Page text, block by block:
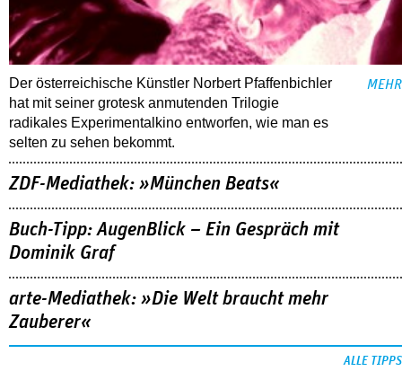
Der österreichische Künstler Norbert Pfaffenbichler
hat mit seiner grotesk anmutenden Trilogie
radikales Experimentalkino entworfen, wie man es
selten zu sehen bekommt.
MEHR
ZDF-Mediathek: »München Beats«
Buch-Tipp: AugenBlick – Ein Gespräch mit
Dominik Graf
arte-Mediathek: »Die Welt braucht mehr
Zauberer«
ALLE TIPPS